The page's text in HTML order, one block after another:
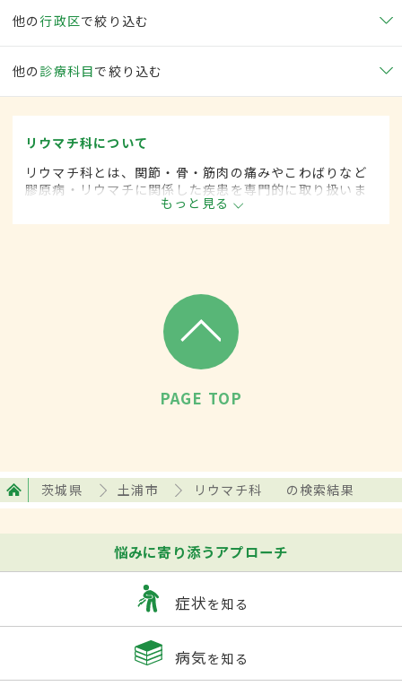
他の行政区で絞り込む
他の 診療科目で絞り込む
リウマチ科について
リウマチ科とは、関節・骨・筋肉の痛みやこわばりなど
膠原病・リウマチに関係した疾患を専門的に取り扱いま
もっと見る
PAGE TOP
茨城県 土浦市 リウマチ科 の検索結果
悩みに寄り添うアプローチ
症状を知る
病気を知る